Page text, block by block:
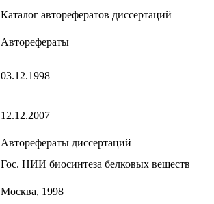
Каталог авторефератов диссертаций
Авторефераты
03.12.1998
12.12.2007
Авторефераты диссертаций
Гос. НИИ биосинтеза белковых веществ
Москва, 1998